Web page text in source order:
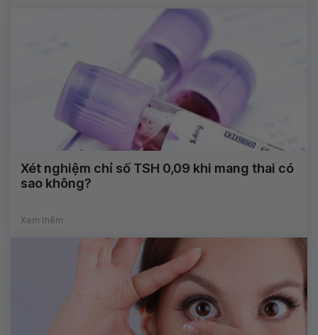
Xét nghiệm chỉ số TSH 0,09 khi mang thai có
sao không?
Xem thêm